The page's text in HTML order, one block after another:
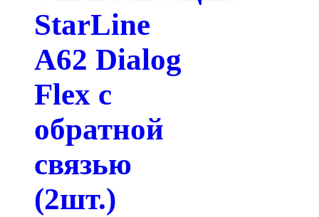
StarLine
A62 Dialog
Flex с
обратной
связью
(2шт.)